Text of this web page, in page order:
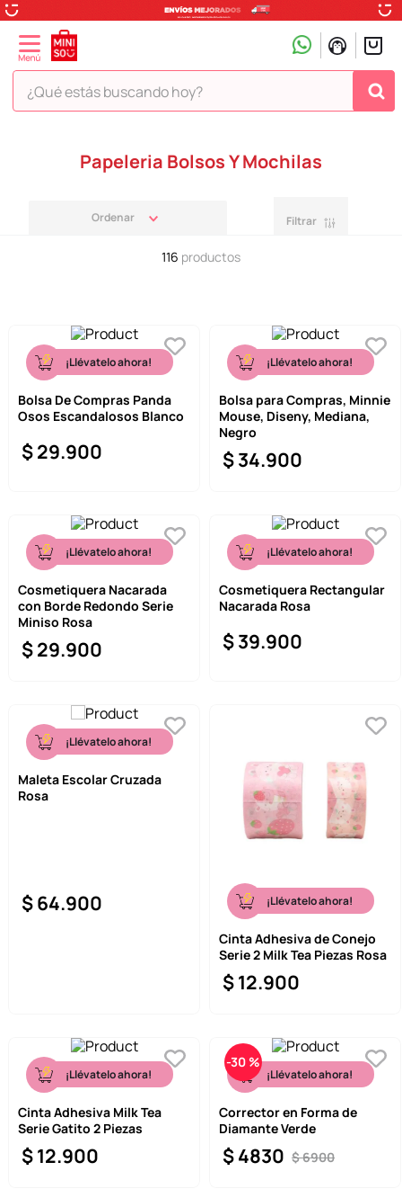
¿Qué estás buscando hoy?
Papeleria Bolsos Y Mochilas
Filtrar
116 productos
¡Llévatelo ahora!
Bolsa De Compras Panda
Osos Escandalosos Blanco
$29.900
¡Llévatelo ahora!
Bolsa para Compras, Minnie
Mouse, Diseny, Mediana,
Negro
$34.900
¡Llévatelo ahora!
Cosmetiquera Nacarada
con Borde Redondo Serie
Miniso Rosa
$29.900
¡Llévatelo ahora!
Cosmetiquera Rectangular
Nacarada Rosa
$39.900
¡Llévatelo ahora!
Maleta Escolar Cruzada
Rosa
$64.900 ¡Llévatelo ahora!
Cinta Adhesiva de Conejo
Serie 2 Milk Tea Piezas Rosa
$12.900
¡Llévatelo ahora!
Cinta Adhesiva Milk Tea
Serie Gatito 2 Piezas
$12.900
-30 %
¡Llévatelo ahora!
Corrector en Forma de
Diamante Verde
$6900
$4830
peluche
toy story
7
disney
8
termos
9.
one piece
10 . llaveros